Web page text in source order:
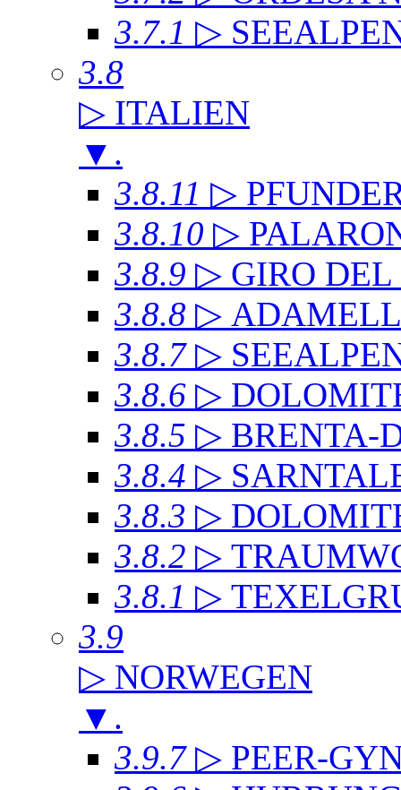
3.7.1 ▷
3.8
▷ ITALIEN
▼ .
3.8.11 ▷
3.8.10 ▷
3.8.9 ▷ GIRO
3.8.8 ▷
3.8.7 ▷
3.8.6 ▷
3.8.5 ▷ BRENTA-
3.8.4 ▷
3.8.3 ▷
3.8.2 ▷
3.8.1 ▷
3.9
▷ NORWEGEN
▼ .
3.9.7 ▷ PEER-